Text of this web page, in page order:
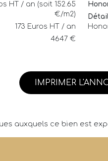
HT / an (soit 152.65
€/m2)
173 Euros HT / an
4647 €
IMPRIMER
auxquels ce bien est